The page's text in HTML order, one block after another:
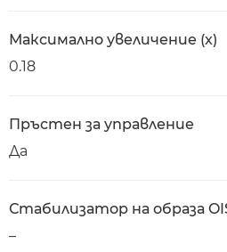
Максимално увеличение (x)
0.18
Пръстен за управление
Да
Стабилизатор на образа
–